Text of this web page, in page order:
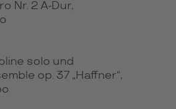
Nr. 2 A-Dur,
solo und
op. 37 „Haffner“,